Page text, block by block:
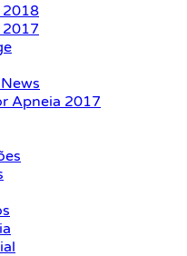
2018
Apneia 2017